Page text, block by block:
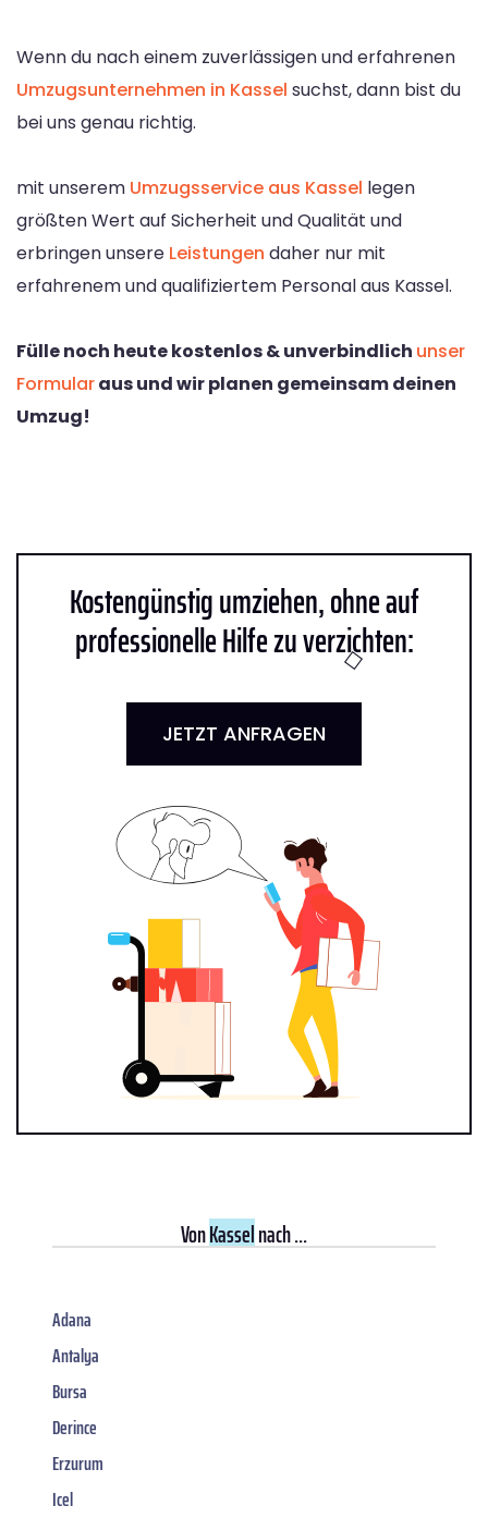
Wenn du nach einem zuverlässigen und erfahrenen
Umzugsunternehmen in Kassel suchst, dann bist du
bei uns genau richtig.
mit unserem Umzugsservice aus Kassel legen
größten Wert auf Sicherheit und Qualität und
erbringen unsere Leistungen daher nur mit
erfahrenem und qualifiziertem Personal aus Kassel.
Fülle noch heute kostenlos & unverbindlich unser
Formularaus und wir planen gemeinsam deinen
Umzug!
Kostengünstig umziehen, ohne auf
professionelle Hilfe zu verzichten:
JETZT ANFRAGEN
VonKasselnach ...
Adana
Antalya
Bursa
Derince
Erzurum
Icel